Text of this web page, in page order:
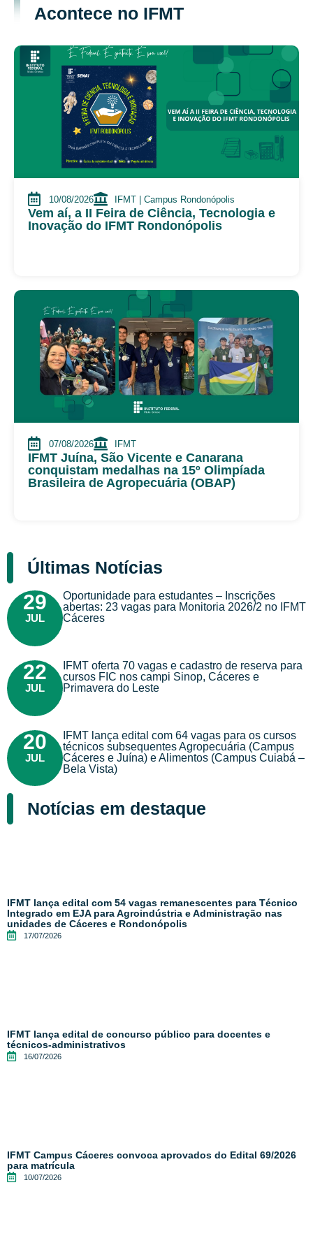
Acontece no IFMT
10/08/2026 IFMT | Campus Rondonópolis
Vem aí, a II Feira de Ciência, Tecnologia e
Inovação do IFMT Rondonópolis
07/08/2026 IFMT
IFMT Juína, São Vicente e Canarana
conquistam medalhas na 15º Olimpíada
Brasileira de Agropecuária (OBAP)
Últimas Notícias
29
JUL
Oportunidade para estudantes – Inscrições
abertas: 23 vagas para Monitoria 2026/2 no IFMT
Cáceres
22
JUL
IFMT oferta 70 vagas e cadastro de reserva para
cursos FIC nos campi Sinop, Cáceres e
Primavera do Leste
20
JUL
IFMT lança edital com 64 vagas para os cursos
técnicos subsequentes Agropecuária (Campus
Cáceres e Juína) e Alimentos (Campus Cuiabá –
Bela Vista)
Notícias em destaque
IFMT lança edital com 54 vagas remanescentes para Técnico
Integrado em EJA para Agroindústria e Administração nas
unidades de Cáceres e Rondonópolis
17/07/2026
IFMT lança edital de concurso público para docentes e
técnicos-administrativos
16/07/2026
IFMT Campus Cáceres convoca aprovados do Edital 69/2026
para matrícula
10/07/2026